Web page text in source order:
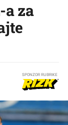
a za
SPONZOR RUBRIKE